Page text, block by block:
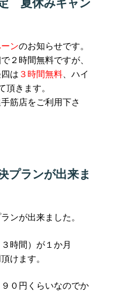
夏休みキャン
ンのお知らせです。
２時間無料ですが、
は ３時間無料 、ハイ
頂きます。
筋店をご利用下さ
プランが出来ま
ンが出来ました。
時間）が１か月
けます。
０円くらいなのでか